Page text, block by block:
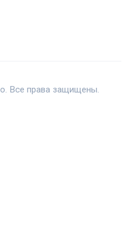
Все права защищены.